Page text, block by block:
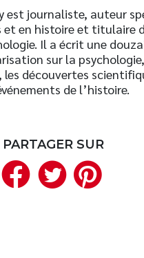
est journaliste, auteur
et en histoire et titulaire
Il a écrit une
sur la
les découvertes
de l’histoire.
PARTAGER SUR
Facebook
Twitter